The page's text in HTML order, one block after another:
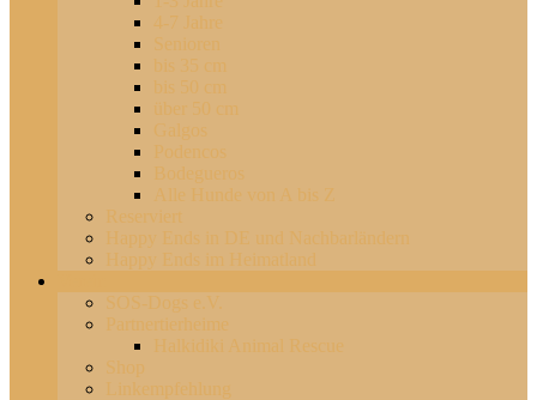
4-7 Jahre
Senioren
bis 35 cm
bis 50 cm
über 50 cm
Galgos
Podencos
Bodegueros
Alle Hunde von A bis Z
Reserviert
Happy Ends in DE und Nachbarländern
Happy Ends im Heimatland
SOS-Dogs e.V.
Partnertierheime
Halkidiki Animal Rescue
Shop
Linkempfehlung